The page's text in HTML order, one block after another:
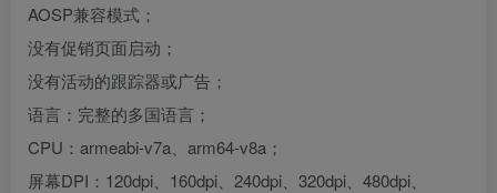
AOSP兼容模式；
没有促销页面启动；
没有活动的跟踪器或广告；
语言：完整的多国语言；
CPU：armeabi-v7a、arm64-v8a；
屏幕DPI：120dpi、160dpi、240dpi、320dpi、480dpi、